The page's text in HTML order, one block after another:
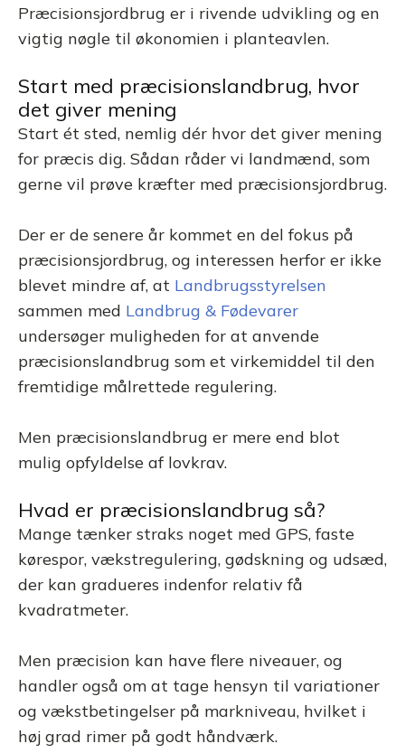
Præcisionsjordbrug er i rivende udvikling og en
vigtig nøgle til økonomien i planteavlen.
Start med præcisionslandbrug, hvor
det giver mening
Start ét sted, nemlig dér hvor det giver mening
for præcis dig. Sådan råder vi landmænd, som
gerne vil prøve kræfter med præcisionsjordbrug.
Der er de senere år kommet en del fokus på
præcisionsjordbrug, og interessen herfor er ikke
blevet mindre af, at Landbrugsstyrelsen
sammen med Landbrug & Fødevarer
undersøger muligheden for at anvende
præcisionslandbrug som et virkemiddel til den
fremtidige målrettede regulering.
Men præcisionslandbrug er mere end blot
mulig opfyldelse af lovkrav.
Hvad er præcisionslandbrug så?
Mange tænker straks noget med GPS, faste
kørespor, vækstregulering, gødskning og udsæd,
der kan gradueres indenfor relativ få
kvadratmeter.
Men præcision kan have flere niveauer, og
handler også om at tage hensyn til variationer
og vækstbetingelser på markniveau, hvilket i
høj grad rimer på godt håndværk.